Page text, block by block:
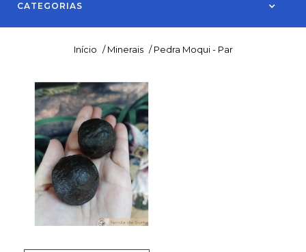
CATEGORIAS
Início / Minerais / Pedra Moqui - Par